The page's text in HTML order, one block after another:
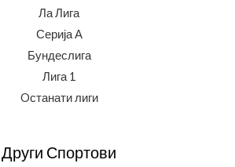
Ла Лига
Серија А
Бундеслига
Лига 1
Oстанати лиги
Други Спортови